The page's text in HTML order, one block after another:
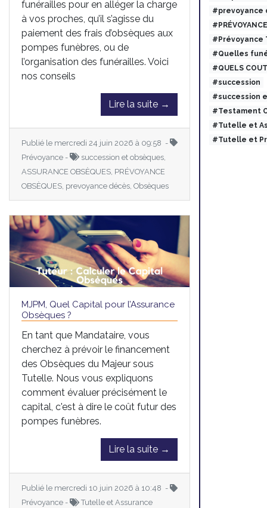
funérailles pour en alléger la charge
à vos proches, qu’il s’agisse du
paiement des frais d’obsèques aux
pompes funèbres, ou de
l’organisation des funérailles. Voici
nos conseils
Lire la suite →
Publié le mercredi 24 juin 2026 à 09:58 -
Prévoyance -
succession et obsèques,
ASSURANCE OBSÈQUES, PRÉVOYANCE
OBSÈQUES, prevoyance décès, Obsèques
MJPM, Quel Capital pour l’Assurance
Obsèques ?
En tant que Mandataire, vous
cherchez à prévoir le financement
des Obsèques du Majeur sous
Tutelle. Nous vous expliquons
comment évaluer précisément le
capital, c'est à dire le coût futur des
pompes funèbres.
Lire la suite →
Publié le mercredi 10 juin 2026 à 10:48 -
Prévoyance -
Tutelle et Assurance
#prevoyance
#Prévoyance
#Quelles
#QUELS
#succession
#succession
#Testament
#Tutelle et
#Tutelle et